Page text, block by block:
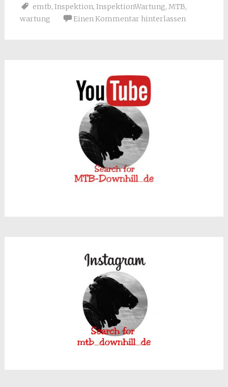
emtb, Inspektion, InspektionWartung, MTB,
wartung
Einen Kommentar hinterlassen